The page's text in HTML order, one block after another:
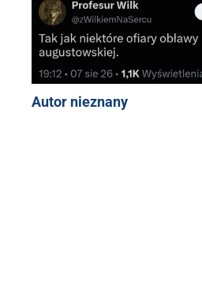
Autor nieznany